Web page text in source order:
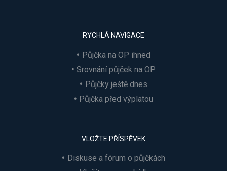
RYCHLÁ NAVIGACE
Půjčka na OP ihned
Srovnání půjček na OP
Půjčky ještě dnes
Půjčka před výplatou
VLOŽTE PŘÍSPĚVEK
Diskuse a fórum o půjčkách